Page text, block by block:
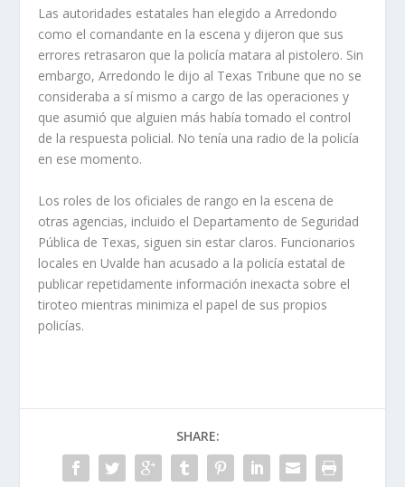
Las autoridades estatales han elegido a Arredondo
como el comandante en la escena y dijeron que sus
errores retrasaron que la policía matara al pistolero. Sin
embargo, Arredondo le dijo al Texas Tribune que no se
consideraba a sí mismo a cargo de las operaciones y
que asumió que alguien más había tomado el control
de la respuesta policial. No tenía una radio de la policía
en ese momento.
Los roles de los oficiales de rango en la escena de
otras agencias, incluido el Departamento de Seguridad
Pública de Texas, siguen sin estar claros. Funcionarios
locales en Uvalde han acusado a la policía estatal de
publicar repetidamente información inexacta sobre el
tiroteo mientras minimiza el papel de sus propios
policías.
SHARE: